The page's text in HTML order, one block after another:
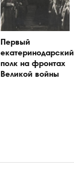
Первый
екатеринодарский
полк на фронтах
Великой войны